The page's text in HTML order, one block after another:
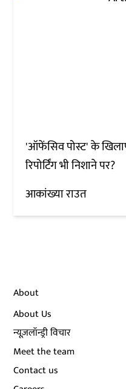
'ऑफेंसिव पोस्ट' के
रिपोर्टिंग भी निशाने पर?
आकांख्या राउत
About
About Us
न्यूज़लॉन्ड्री विचार
Meet the team
Contact us